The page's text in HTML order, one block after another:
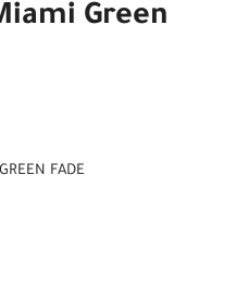
Green
FADE